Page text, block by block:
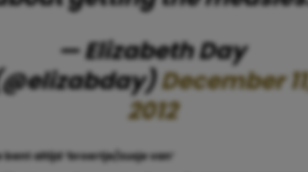
— Elizabeth Day
December
2012
bent altijd ‘broertje/zusje van’